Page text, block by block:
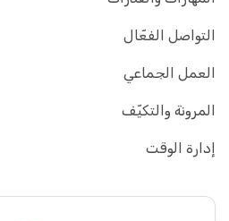
التواصل الفعّال
العمل الجماعي
المرونة والتکیّف
إدارة الوقت